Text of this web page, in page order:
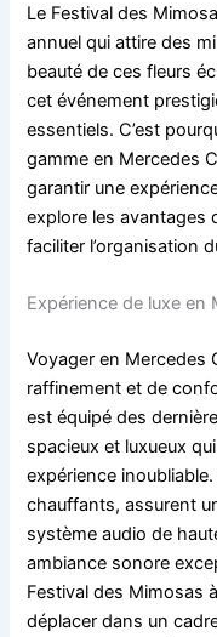
Le Festival des
annuel qui attire des
beauté de ces fleurs
cet événement
essentiels. C’est
gamme en Mercedes
garantir une
explore les avantages
faciliter l’organisation
Expérience de luxe en
Voyager en Mercedes
raffinement et de
est équipé des
spacieux et luxueux
expérience
chauffants, assurent
système audio de
ambiance sonore
Festival des Mimosas
déplacer dans un